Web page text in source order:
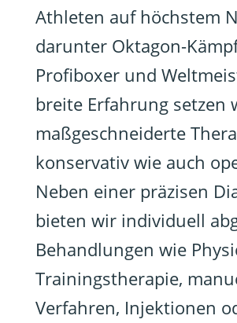
Athleten auf höchstem
darunter Oktagon-
Profiboxer und
breite Erfahrung setzen
maßgeschneiderte
konservativ wie auch
Neben einer präzisen
bieten wir individuell
Behandlungen wie
Trainingstherapie,
Verfahren, Injektionen